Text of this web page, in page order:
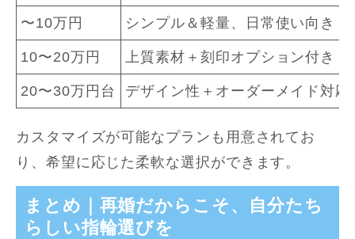
〜10万円 シンプル＆軽量、日常使い向き
10〜20万円 上質素材＋刻印オプション付き
20〜30万円台 デザイン性＋オーダーメイド対応
カスタマイズが可能なプランも用意されてお
り、希望に応じた柔軟な選択ができます。
まとめ｜再婚だからこそ、自分たち
らしい指輪選びを